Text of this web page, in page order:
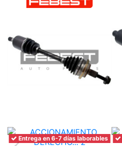
Entrega en 6-7 días laborables